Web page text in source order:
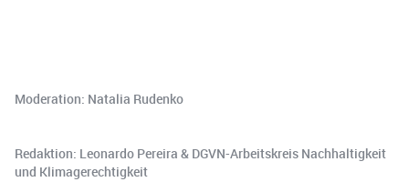
Moderation: Natalia Rudenko
Redaktion: Leonardo Pereira & DGVN-Arbeitskreis Nachhaltigkeit
und Klimagerechtigkeit